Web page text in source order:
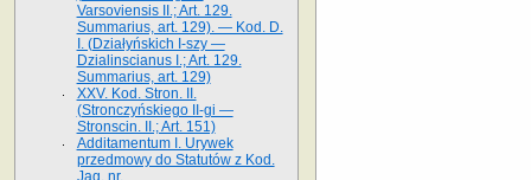
Varsoviensis II.; Art. 129.
Summarius, art. 129). — Kod. D.
I. (Działyńskich I-szy —
Dzialinscianus I.; Art. 129.
Summarius, art. 129)
XXV. Kod. Stron. II.
(Stronczyńskiego II-gi —
Stronscin. II.; Art. 151)
Additamentum I. Urywek
przedmowy do Statutów z Kod.
Jag. nr.